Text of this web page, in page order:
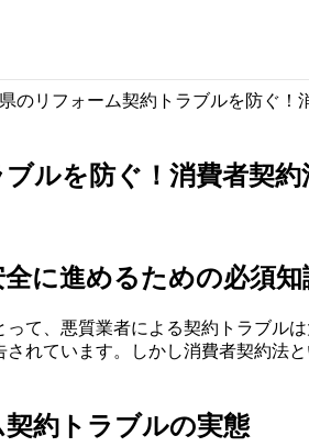
のリフォーム契約トラブルを防ぐ！
ルを防ぐ！消費者契
に進めるための必須知
て、悪質業者による契約トラブル
れています。しかし消費者契約法
約トラブルの実態